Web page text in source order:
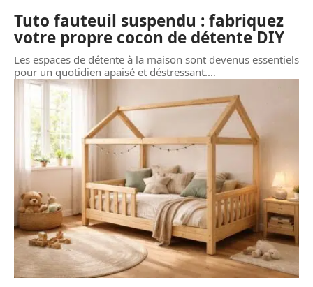
Tuto fauteuil suspendu : fabriquez
votre propre cocon de détente DIY
Les espaces de détente à la maison sont devenus essentiels
pour un quotidien apaisé et déstressant.…